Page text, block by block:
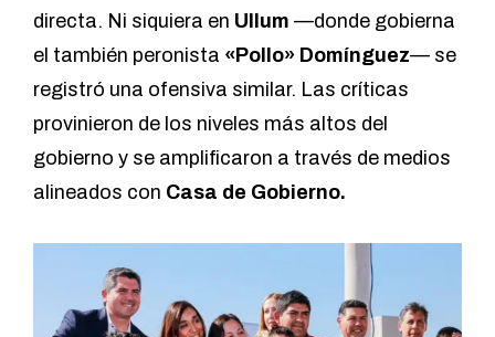
directa. Ni siquiera en Ullum —donde gobierna
el también peronista «Pollo» Domínguez— se
registró una ofensiva similar. Las críticas
provinieron de los niveles más altos del
gobierno y se amplificaron a través de medios
alineados con Casa de Gobierno.